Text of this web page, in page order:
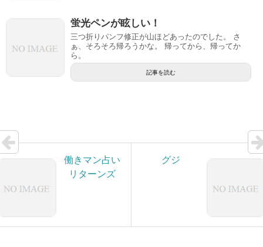
蛍光ペンが眩しい！
三つ折りパンフ修正が山ほどあったのでした。 さ
ぁ、そろそろ帰ろうかな。 帰ってから、帰ってか
ら。
記事を読む
働きマン占い
リターンズ
グジ